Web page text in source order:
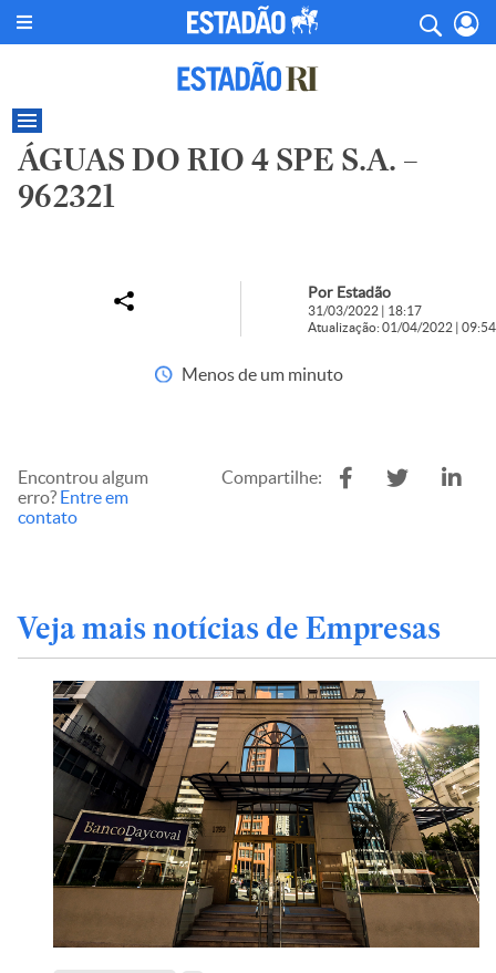
ÁGUAS DO RIO 4 SPE S.A. –
962321
Por Estadão
31/03/2022 | 18:17
Atualização: 01/04/2022 | 09:54
Menos de um minuto
Encontrou algum
erro? Entre em
contato
Compartilhe:
Veja mais notícias de Empresas